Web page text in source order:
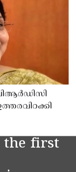
the first